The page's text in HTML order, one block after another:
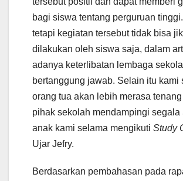
bagi siswa tentang perguruan
tetapi kegiatan tersebut tidak bisa
dilakukan oleh siswa saja, dalam
adanya keterlibatan lembaga
bertanggung jawab. Selain itu kami
orang tua akan lebih merasa
pihak sekolah mendampingi segala
anak kami selama mengikuti Study
Ujar Jefry.
Berdasarkan pembahasan pada